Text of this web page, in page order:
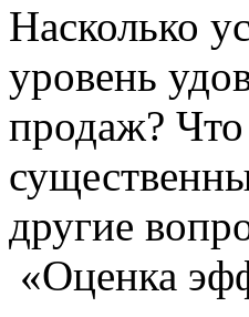
Насколько
уровень
продаж?
другие
«Оценка